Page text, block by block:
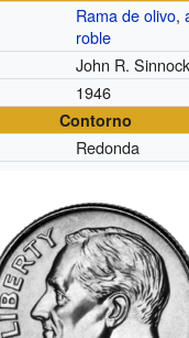
Rama de olivo,
roble
John R. Sinnock
1946
Contorno
Redonda